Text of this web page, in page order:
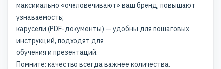
максимально «очеловечивают» ваш бренд, повышают
узнаваемость;
карусели (PDF-документы) — удобны для пошаговых
инструкций, подходят для
обучения и презентаций.
Помните: качество всегда важнее количества.